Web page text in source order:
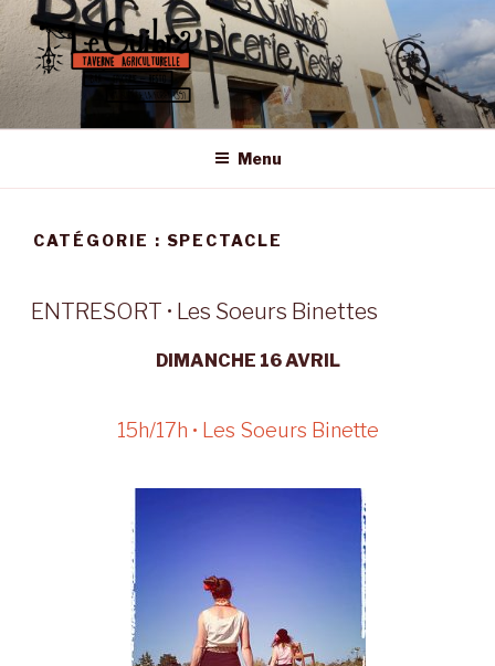
Aller
au
contenu
principal
LE GUIBRA – ST SULPICE LA
Taverne Agriculturelle • Bar – Epicerie – Resto
Menu
CATÉGORIE : SPECTACLE
ENTRESORT • Les Soeurs Binettes
DIMANCHE 16 AVRIL
15h/17h • Les Soeurs Binette